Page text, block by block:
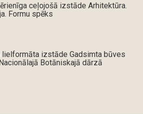
ceļojošā izstāde Arhitektūra.
Formu spēks
lielformāta izstāde Gadsimta būves
Botāniskajā dārzā